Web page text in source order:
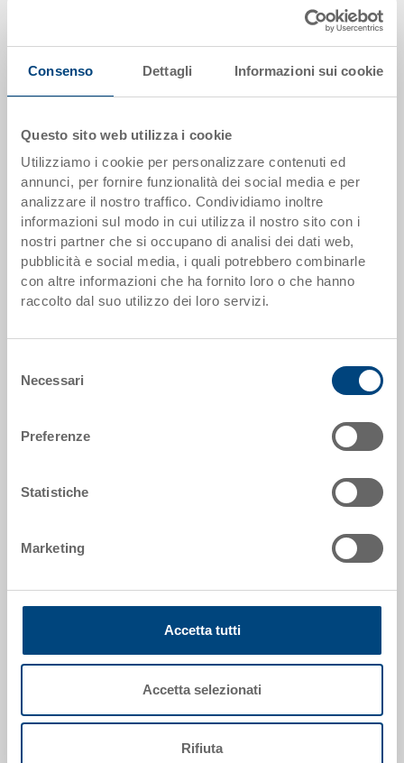
Consenso Dettagli Informazioni sui cookie
Questo sito web utilizza i cookie
Utilizziamo i cookie per personalizzare contenuti ed
annunci, per fornire funzionalità dei social media e per
analizzare il nostro traffico. Condividiamo inoltre
informazioni sul modo in cui utilizza il nostro sito con i
nostri partner che si occupano di analisi dei dati web,
pubblicità e social media, i quali potrebbero combinarle
con altre informazioni che ha fornito loro o che hanno
raccolto dal suo utilizzo dei loro servizi.
delNecessari
Preferenze
Statistiche
Marketing
Accetta tutti
Accetta selezionati
Rifiuta
Scaglioni per quantità Prezzo
da 50 pezzi
da 100 pezzi CHF 104.45
da 250 pezzi CHF 102.10
I scaglioni di quantità corrispondono alle unità di imballaggio.
Dati articolo
Codice
Pallet igienico UPAL-H, PE, naturale, esterno
chiuso, bordino di contenimento compatibile EHI, 3